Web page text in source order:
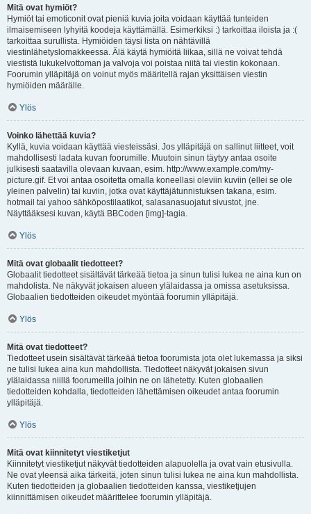
Mitä ovat hymiöt?
Hymiöt tai emoticonit ovat pieniä kuvia joita voidaan käyttää tunteiden
ilmaisemiseen lyhyitä koodeja käyttämällä. Esimerkiksi :) tarkoittaa iloista ja :(
tarkoittaa surullista. Hymiöiden täysi lista on nähtävillä
viestinlähetyslomakkeessa. Älä käytä hymiöitä liikaa, sillä ne voivat tehdä
viestistä lukukelvottoman ja valvoja voi poistaa niitä tai viestin kokonaan.
Foorumin ylläpitäjä on voinut myös määritellä rajan yksittäisen viestin
hymiöiden määrälle.
Ylös
Voinko lähettää kuvia?
Kyllä, kuvia voidaan käyttää viesteissäsi. Jos ylläpitäjä on sallinut liitteet, voit
mahdollisesti ladata kuvan foorumille. Muutoin sinun täytyy antaa osoite
julkisesti saatavilla olevaan kuvaan, esim. http://www.example.com/my-
picture.gif. Et voi antaa osoitetta omalla koneellasi oleviin kuviin (ellei se ole
yleinen palvelin) tai kuviin, jotka ovat käyttäjätunnistuksen takana, esim.
hotmail tai yahoo sähköpostilaatikot, salasanasuojatut sivustot, jne.
Näyttääksesi kuvan, käytä BBCoden [img]-tagia.
Ylös
Mitä ovat globaalit tiedotteet?
Globaalit tiedotteet sisältävät tärkeää tietoa ja sinun tulisi lukea ne aina kun on
mahdolista. Ne näkyvät jokaisen alueen ylälaidassa ja omissa asetuksissa.
Globaalien tiedotteiden oikeudet myöntää foorumin ylläpitäjä.
Ylös
Mitä ovat tiedotteet?
Tiedotteet usein sisältävät tärkeää tietoa foorumista jota olet lukemassa ja siksi
ne tulisi lukea aina kun mahdollista. Tiedotteet näkyvät jokaisen sivun
ylälaidassa niillä foorumeilla joihin ne on lähetetty. Kuten globaalien
tiedotteiden kohdalla, tiedotteiden lähettämisen oikeudet antaa foorumin
ylläpitäjä.
Ylös
Mitä ovat kiinnitetyt viestiketjut
Kiinnitetyt viestiketjut näkyvät tiedotteiden alapuolella ja ovat vain etusivulla.
Ne ovat yleensä aika tärkeitä, joten sinun tulisi lukea ne aina kun mahdollista.
Kuten tiedotteiden ja globaalien tiedotteiden kanssa, viestiketjujen
kiinnittämisen oikeudet määrittelee foorumin ylläpitäjä.